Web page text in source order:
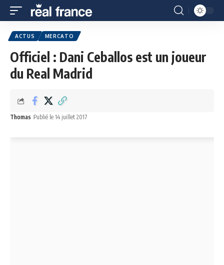
ACTUS MERCATO
Officiel : Dani Ceballos est un joueur
du Real Madrid
Thomas Publié le 14 juillet 2017